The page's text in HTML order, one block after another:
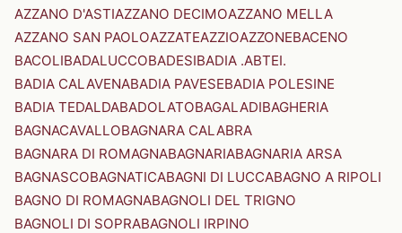
AZZANO D'ASTIAZZANO DECIMOAZZANO MELLA
AZZANO SAN PAOLOAZZATEAZZIOAZZONEBACENO
BACOLIBADALUCCOBADESIBADIA .ABTEI.
BADIA CALAVENABADIA PAVESEBADIA POLESINE
BADIA TEDALDABADOLATOBAGALADIBAGHERIA
BAGNACAVALLOBAGNARA CALABRA
BAGNARA DI ROMAGNABAGNARIABAGNARIA ARSA
BAGNASCOBAGNATICABAGNI DI LUCCABAGNO A RIPOLI
BAGNO DI ROMAGNABAGNOLI DEL TRIGNO
BAGNOLI DI SOPRABAGNOLI IRPINO